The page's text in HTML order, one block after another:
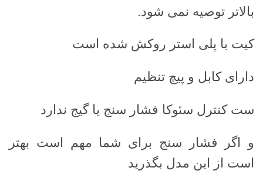
بالاتر توصیه نمی شود.
کیت با پلی استر روکش شده است
دارای کابل و پیچ تنظیم
ست کنترل سئوکا فشار سنج یا گیج ندارد
و اگر فشار سنج برای شما مهم است بهتر
است از این مدل بگذرید